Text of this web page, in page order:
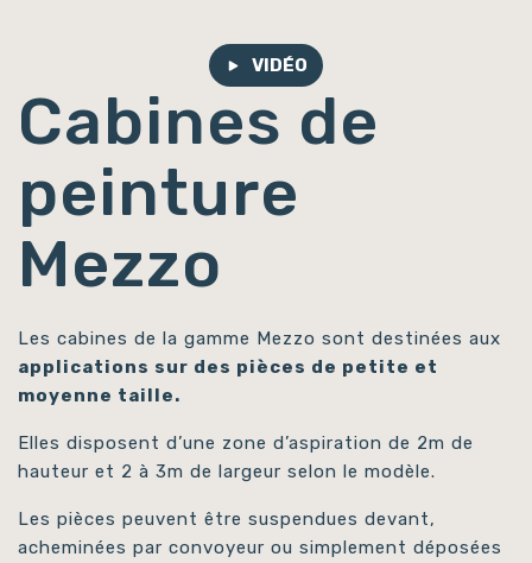
VIDÉO
Cabines de
peinture
Mezzo
Les cabines de la gamme Mezzo sont destinées aux
applications sur des pièces de petite et
moyenne taille.
Elles disposent d’une zone d’aspiration de 2m de
hauteur et 2 à 3m de largeur selon le modèle.
Les pièces peuvent être suspendues devant,
acheminées par convoyeur ou simplement déposées